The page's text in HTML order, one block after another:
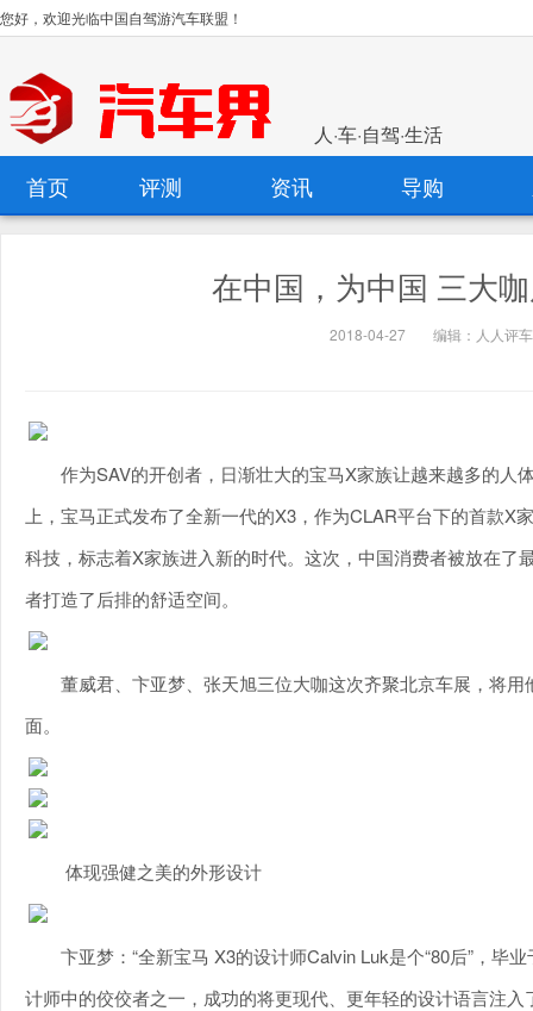
您好，欢迎光临中国自驾游汽车联盟！
人·车·自驾·生活
首页 评测 资讯 导购
在中国，为中国 三大
2018-04-27 编辑：人人评车
作为SAV的开创者，日渐壮大的宝马X家族让越来越多的
上，宝马正式发布了全新一代的X3，作为CLAR平台下的首款
科技，标志着X家族进入新的时代。这次，中国消费者被放在
者打造了后排的舒适空间。
董威君、卞亚梦、张天旭三位大咖这次齐聚北京车展，将
面。
体现强健之美的外形设计
卞亚梦：“全新宝马 X3的设计师Calvin Luk是个“80后”，毕
计师中的佼佼者之一，成功的将更现代、更年轻的设计语言注